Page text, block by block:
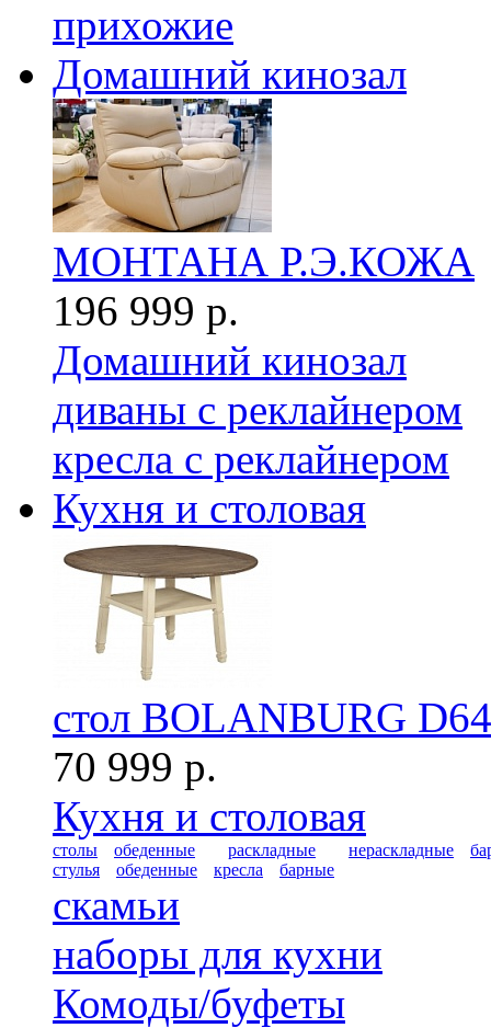
прихожие
Домашний кинозал
МОНТАНА Р.Э.КОЖА
196 999 р.
Домашний кинозал
диваны с реклайнером
кресла с реклайнером
Кухня и столовая
стол BOLANBURG
70 999 р.
Кухня и столовая
столы обеденные раскладные нераскладные
стулья
обеденные кресла барные
скамьи
наборы для кухни
Комоды/буфеты